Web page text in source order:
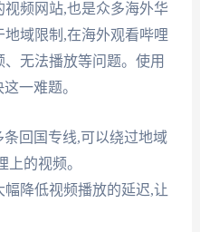
频网站,也是众多海外华
域限制,在海外观看哔哩
无法播放等问题。使用
一难题。
回国专线,可以绕过地域
上的视频。
降低视频播放的延迟,让